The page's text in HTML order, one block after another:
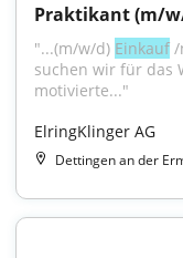
Praktikant (m/
"...(m/w/d) Einkauf /
suchen wir für das
motivierte..."
ElringKlinger AG
Dettingen an der